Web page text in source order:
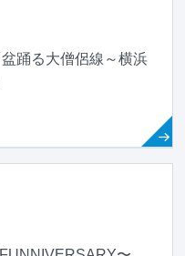
踊る大僧侶線～横浜